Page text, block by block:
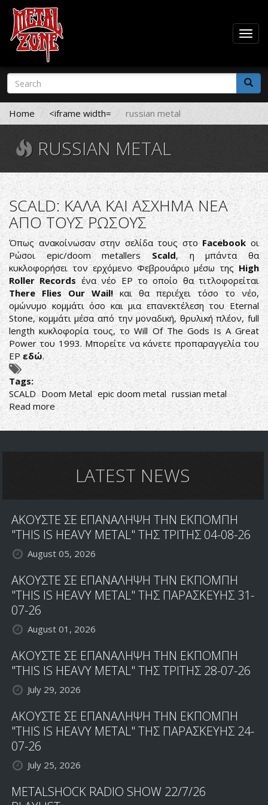
Skip
main
content
Search
form
Search
Home <iframe width= russian metal
RUSSIAN METAL
SCALD: ΚΑΛΑ ΚΑΙ ΑΣΧΗΜΑ ΝΕΑ
ΑΠΟ ΤΟΥΣ ΡΩΣΟΥΣ
Όπως ανακοίνωσαν στην σελίδα τους στο Facebookοι
Ρώσοι epic/doom metallers Scald, η μπάντα θα
κυκλοφορήσει τον ερχόμενο Φεβρουάριο μέσω της High
Roller Records ένα νέο EP το οποίο θα τιτλοφορείται
There Flies Our Wail! και θα περιέχει τόσο το νέο,
ομώνυμο κομμάτι όσο και μια επανεκτέλεση του Eternal
Stone, κομμάτι μέσα από την μοναδική, θρυλική πλέον, full
length κυκλοφορία τους, το Will Of The Gods Is A Great
Power του 1993. Μπορείτε να κάνετε προπαραγγελία του
EP εδώ.
Tags:
SCALD Doom Metal epic doom metal russian metal
Read more about
SCALD:
ΚΑΛΑ
LATEST NEWS
ΑΚΟΥΣΤΕ ΣΕ ΕΠΑΝΑΛΗΨΗ ΤΗΝ ΕΚΠΟΜΠΗ
"THIS IS HEAVY METAL" ΤΗΣ ΤΡΙΤΗΣ 04-08-26
August 05, 2026
ΑΚΟΥΣΤΕ ΣΕ ΕΠΑΝΑΛΗΨΗ ΤΗΝ ΕΚΠΟΜΠΗ
"THIS IS HEAVY METAL" ΤΗΣ ΠΑΡΑΣΚΕΥΗΣ 31-
07-26
August 01, 2026
ΑΚΟΥΣΤΕ ΣΕ ΕΠΑΝΑΛΗΨΗ ΤΗΝ ΕΚΠΟΜΠΗ
"THIS IS HEAVY METAL" ΤΗΣ ΤΡΙΤΗΣ 28-07-26
July 29, 2026
ΑΚΟΥΣΤΕ ΣΕ ΕΠΑΝΑΛΗΨΗ ΤΗΝ ΕΚΠΟΜΠΗ
"THIS IS HEAVY METAL" ΤΗΣ ΠΑΡΑΣΚΕΥΗΣ 24-
07-26
July 25, 2026
METALSHOCK RADIO SHOW 22/7/26